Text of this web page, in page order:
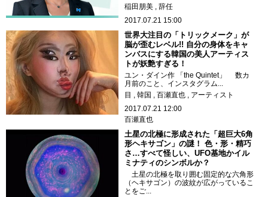
稲田朋美
辞任
2017.07.21 15:00
世界大注目の「トリックメーク」が
脳が歪むレベル!! 自分の身体をキャ
ンバスにする韓国の美人アーティス
トが妖艶すぎる！
ユン・ダイン作 「the Quintet」 数カ
月前のこと、インスタグラム...
目
韓国 百瀬直也
アーティスト
2017.07.21 12:00
百瀬直也
土星の北極に形成された「超巨大6角
形ヘキサゴン」の謎！ 色・形・精巧
さ…すべて怪しい、UFO基地かイル
ミナティのシンボルか？
土星の北極を取り囲む固定的な六角形
（ヘキサゴン）の波紋が広がっているこ
とをご...